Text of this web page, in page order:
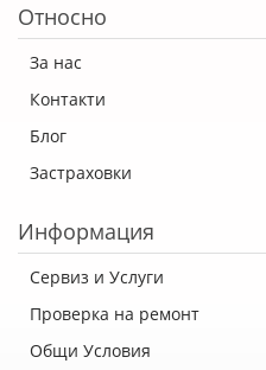
Относно
За нас
Контакти
Блог
Застраховки
Информация
Сервиз и Услуги
Проверка на ремонт
Общи Условия